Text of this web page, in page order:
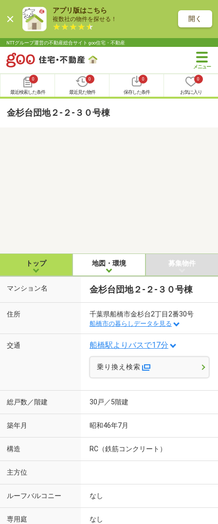
アプリ版はこちら
複数社の物件を探せる！ 開く
NTTグループ運営の不動産総合サイト goo住宅・不動産
0
最近検索した条件
0
最近見た物件
0
保存した条件
0
お気に入り
金杉台団地２-２-３０号棟
トップ 地図・環境 募集物件
マンション名 金杉台団地２-２-３０号棟
住所 千葉県船橋市金杉台2丁目2番30号
船橋市の暮らしデータを見る
交通 船橋駅よりバスで17分
乗り換え検索
総戸数／階建 30戸／5階建
築年月 昭和46年7月
構造 RC（鉄筋コンクリート）
主方位
ルーフバルコニー なし
専用庭 なし